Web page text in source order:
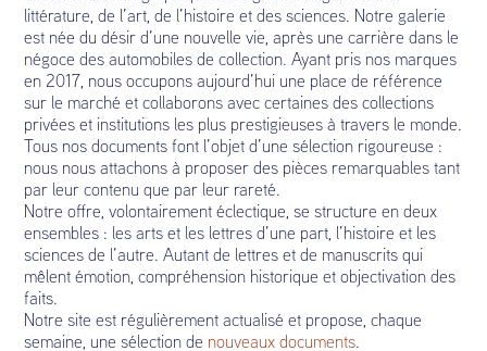
littérature, de l’art, de l’histoire et des sciences. Notre galerie
est née du désir d’une nouvelle vie, après une carrière dans le
négoce des automobiles de collection. Ayant pris nos marques
en 2017, nous occupons aujourd’hui une place de référence
sur le marché et collaborons avec certaines des collections
privées et institutions les plus prestigieuses à travers le monde.
Tous nos documents font l’objet d’une sélection rigoureuse :
nous nous attachons à proposer des pièces remarquables tant
par leur contenu que par leur rareté.
Notre offre, volontairement éclectique, se structure en deux
ensembles : les arts et les lettres d’une part, l’histoire et les
sciences de l’autre. Autant de lettres et de manuscrits qui
mêlent émotion, compréhension historique et objectivation des
faits.
Notre site est régulièrement actualisé et propose, chaque
semaine, une sélection de nouveaux documents.